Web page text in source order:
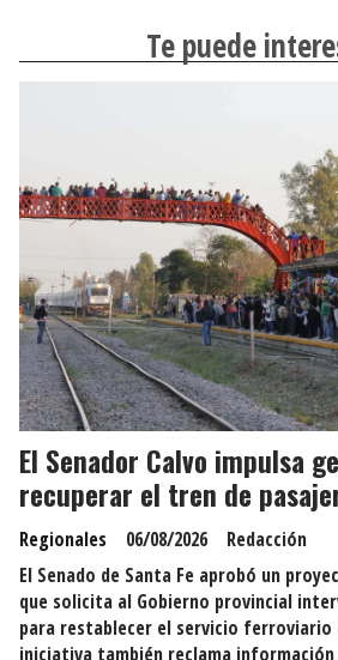
Te puede
El Senador Calvo impulsa
recuperar el tren de
Redacción
Regionales
06/08/2026
El Senado de Santa Fe aprobó un
que solicita al Gobierno provincial
para restablecer el servicio ferroviario
iniciativa también reclama información